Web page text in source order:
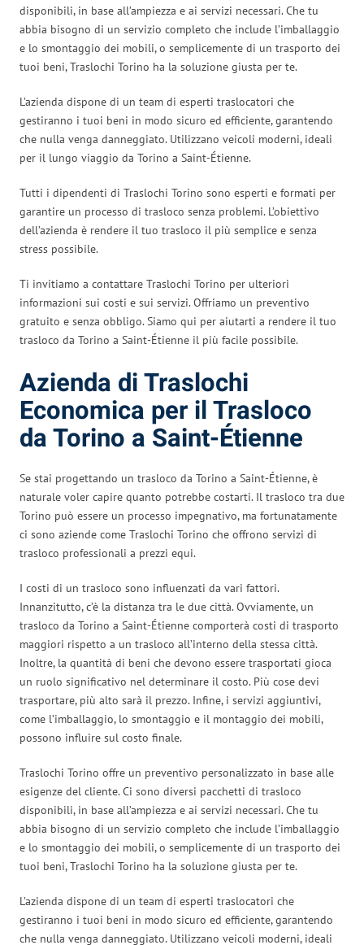
disponibili, in base all’ampiezza e ai servizi necessari. Che tu
abbia bisogno di un servizio completo che include l’imballaggio
e lo smontaggio dei mobili, o semplicemente di un trasporto dei
tuoi beni, Traslochi Torino ha la soluzione giusta per te.
L’azienda dispone di un team di esperti traslocatori che
gestiranno i tuoi beni in modo sicuro ed efficiente, garantendo
che nulla venga danneggiato. Utilizzano veicoli moderni, ideali
per il lungo viaggio da Torino a Saint-Étienne.
Tutti i dipendenti di Traslochi Torino sono esperti e formati per
garantire un processo di trasloco senza problemi. L’obiettivo
dell’azienda è rendere il tuo trasloco il più semplice e senza
stress possibile.
Ti invitiamo a contattare Traslochi Torino per ulteriori
informazioni sui costi e sui servizi. Offriamo un preventivo
gratuito e senza obbligo. Siamo qui per aiutarti a rendere il tuo
trasloco da Torino a Saint-Étienne il più facile possibile.
Azienda di Traslochi
Economica per il Trasloco
da Torino a Saint-Étienne
Se stai progettando un trasloco da Torino a Saint-Étienne, è
naturale voler capire quanto potrebbe costarti. Il trasloco tra due
Torino può essere un processo impegnativo, ma fortunatamente
ci sono aziende come Traslochi Torino che offrono servizi di
trasloco professionali a prezzi equi.
I costi di un trasloco sono influenzati da vari fattori.
Innanzitutto, c’è la distanza tra le due città. Ovviamente, un
trasloco da Torino a Saint-Étienne comporterà costi di trasporto
maggiori rispetto a un trasloco all’interno della stessa città.
Inoltre, la quantità di beni che devono essere trasportati gioca
un ruolo significativo nel determinare il costo. Più cose devi
trasportare, più alto sarà il prezzo. Infine, i servizi aggiuntivi,
come l’imballaggio, lo smontaggio e il montaggio dei mobili,
possono influire sul costo finale.
Traslochi Torino offre un preventivo personalizzato in base alle
esigenze del cliente. Ci sono diversi pacchetti di trasloco
disponibili, in base all’ampiezza e ai servizi necessari. Che tu
abbia bisogno di un servizio completo che include l’imballaggio
e lo smontaggio dei mobili, o semplicemente di un trasporto dei
tuoi beni, Traslochi Torino ha la soluzione giusta per te.
L’azienda dispone di un team di esperti traslocatori che
gestiranno i tuoi beni in modo sicuro ed efficiente, garantendo
che nulla venga danneggiato. Utilizzano veicoli moderni, ideali